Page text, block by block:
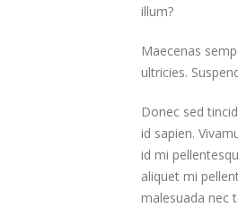
illum?
Maecenas
ultricies.
Donec sed
id sapien.
id mi
aliquet mi
malesuada nec